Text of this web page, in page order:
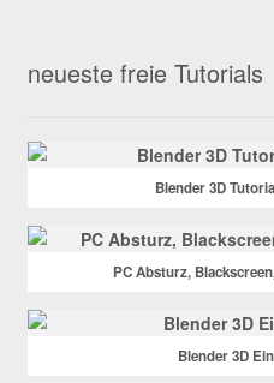
neueste freie Tutorials
Blender 3D
PC Absturz,
Blender 3D